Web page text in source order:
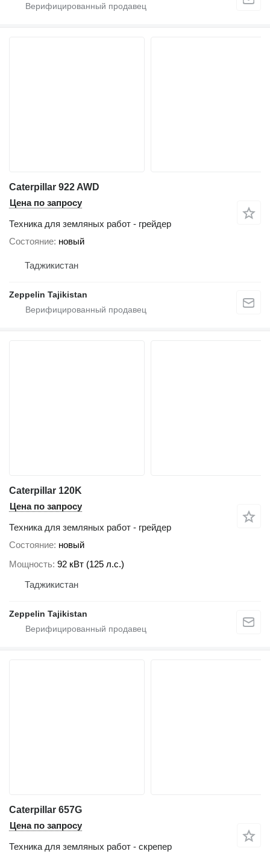
Caterpillar 922 AWD
Цена по запросу
Техника для земляных работ - грейдер
Состояние новый
Таджикистан
Zeppelin Tajikistan
Caterpillar 120K
Цена по запросу
Техника для земляных работ - грейдер
Состояние новый
Мощность 92 кВт (125 л.с.)
Таджикистан
Zeppelin Tajikistan
Caterpillar 657G
Цена по запросу
Техника для земляных работ - скрепер